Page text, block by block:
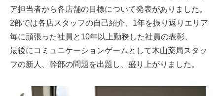
ア担当者から各店舗の目標について発表がありました。
2部では各店スタッフの自己紹介、1年を振り返りエリア
毎に頑張った社員と10年以上勤務した社員の表彰、
最後にコミュニケーションゲームとして木山薬局スタッ
フの新人、幹部の問題を出題し、盛り上がりました。